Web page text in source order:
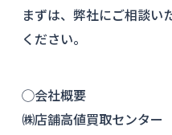
まずは、弊社にご相談い
ください。
◯会社概要
㈱店舗高値買取センター